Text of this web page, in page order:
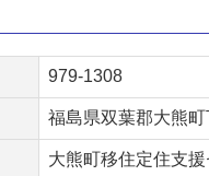
979-1308
福島県双葉郡大熊
大熊町移住定住支